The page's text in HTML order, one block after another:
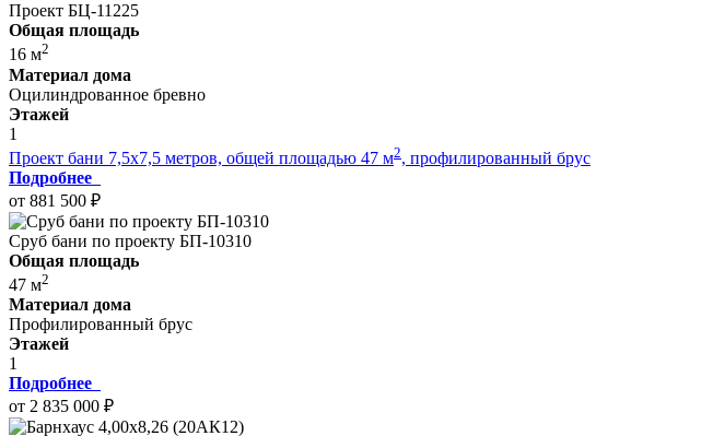
Проект БЦ-11225
Общая площадь
16 м2
Материал дома
Оцилиндрованное бревно
Этажей
1
Проект бани 7,5х7,5 метров, общей площадью 47 м2, профилированный брус
Подробнее
от 881 500 ₽
Сруб бани по проекту БП-10310
Общая площадь
47 м2
Материал дома
Профилированный брус
Этажей
1
Подробнее
от 2 835 000 ₽